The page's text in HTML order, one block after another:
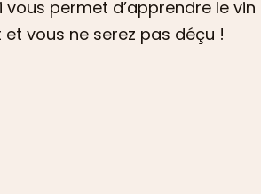
permet d’apprendre le
vous ne serez pas déçu !